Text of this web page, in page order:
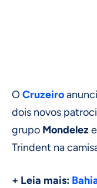
OCruzeiro
dois novos
grupo Mondelez
Trindent na
+ Leia mais: